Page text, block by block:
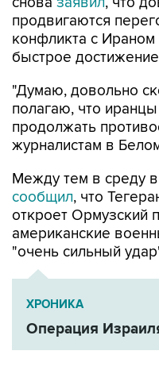
продвигаются
конфликта с Ираном
быстрое
"Думаю, довольно
полагаю, что
продолжать
журналистам в
Между тем в среду
сообщил, что
откроет Ормузский
американские
"очень сильный
ХРОНИКА
Операция